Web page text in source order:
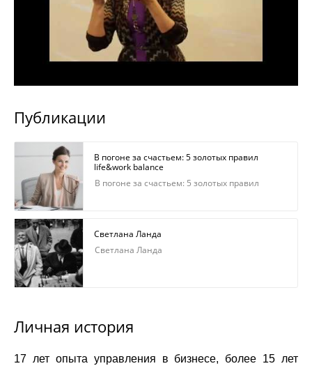
Публикации
В погоне за счастьем: 5 золотых правил
life&work balance
В погоне за счастьем: 5 золотых правил
Светлана Ланда
Светлана Ланда
Личная история
17 лет опыта управления в бизнесе, более 15 лет